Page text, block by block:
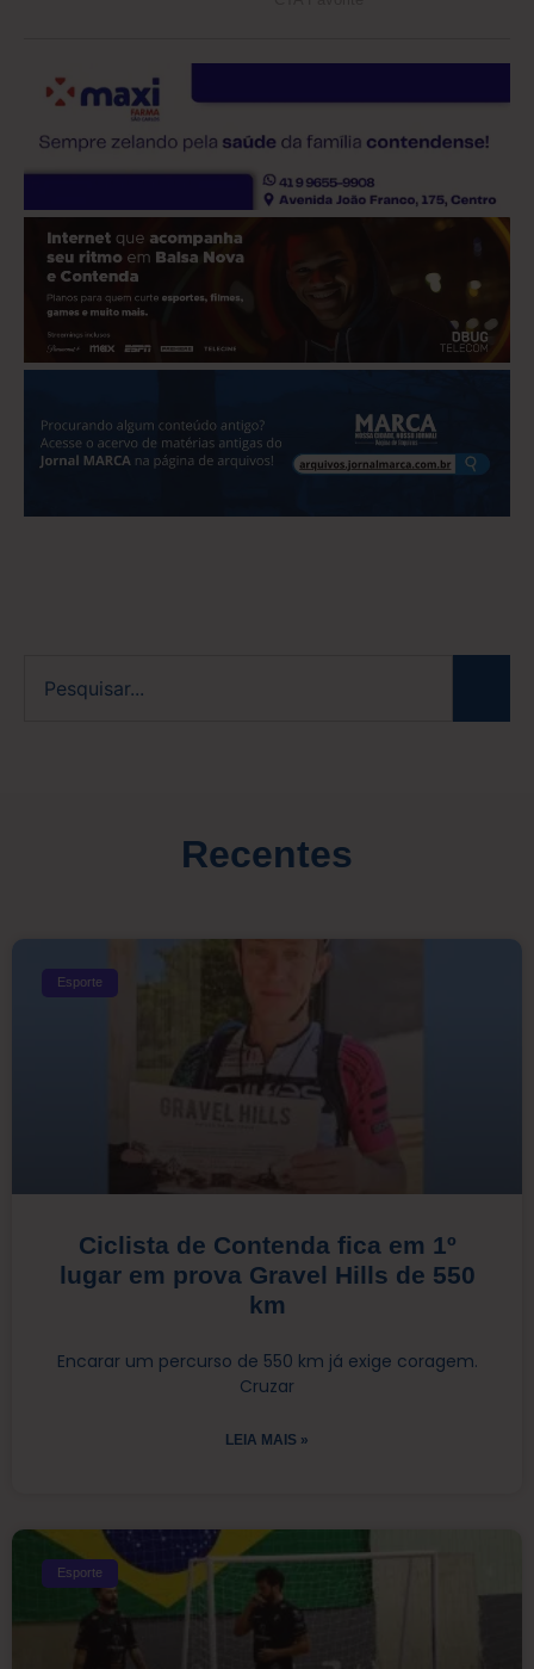
Recentes
Esporte
Ciclista de Contenda fica em 1º
lugar em prova Gravel Hills de 550
km
Encarar um percurso de 550 km já exige coragem.
Cruzar
LEIA MAIS »
Esporte